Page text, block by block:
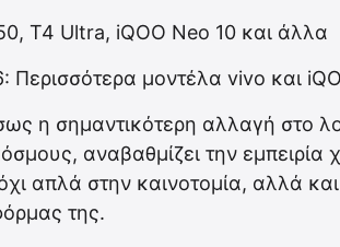
T4 Ultra, iQOO Neo 10 και άλλα
μοντέλα vivo και
η σημαντικότερη αλλαγή στο
αναβαθμίζει την εμπειρία
απλά στην καινοτομία, αλλά
της.